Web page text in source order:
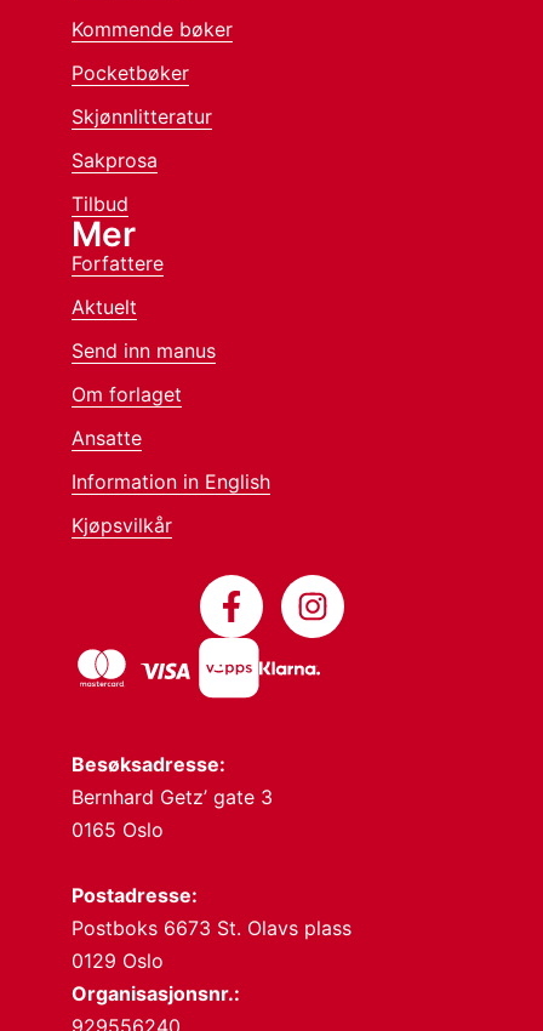
Besøksadresse:
Bernhard Getz’ gate 3
0165 Oslo
Postadresse:
Postboks 6673 St. Olavs plass
0129 Oslo
Organisasjonsnr.:
Kommende bøker
Pocketbøker
Skjønnlitteratur
Sakprosa
Tilbud
Mer
Forfattere
Aktuelt
Send inn manus
Om forlaget
Ansatte
Information in English
Kjøpsvilkår